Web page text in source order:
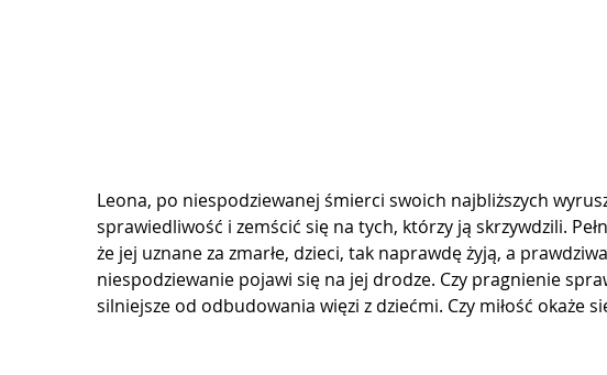
Leona, po niespodziewanej śmierci swoich najbliższych
sprawiedliwość i zemścić się na tych, którzy ją skrzywdzili.
że jej uznane za zmarłe, dzieci, tak naprawdę żyją, a
niespodziewanie pojawi się na jej drodze. Czy pragnienie
silniejsze od odbudowania więzi z dziećmi. Czy miłość okaże